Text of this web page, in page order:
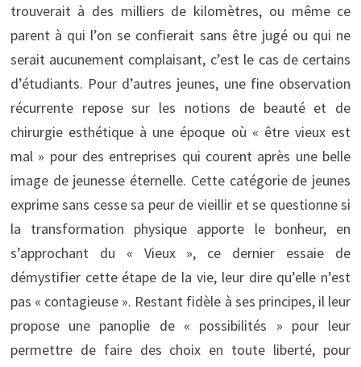
trouverait à des milliers de kilomètres, ou même ce
parent à qui l’on se confierait sans être jugé ou qui ne
serait aucunement complaisant, c’est le cas de certains
d’étudiants. Pour d’autres jeunes, une fine observation
récurrente repose sur les notions de beauté et de
chirurgie esthétique à une époque où « être vieux est
mal » pour des entreprises qui courent après une belle
image de jeunesse éternelle. Cette catégorie de jeunes
exprime sans cesse sa peur de vieillir et se questionne si
la transformation physique apporte le bonheur, en
s’approchant du « Vieux », ce dernier essaie de
démystifier cette étape de la vie, leur dire qu’elle n’est
pas « contagieuse ». Restant fidèle à ses principes, il leur
propose une panoplie de « possibilités » pour leur
permettre de faire des choix en toute liberté, pour